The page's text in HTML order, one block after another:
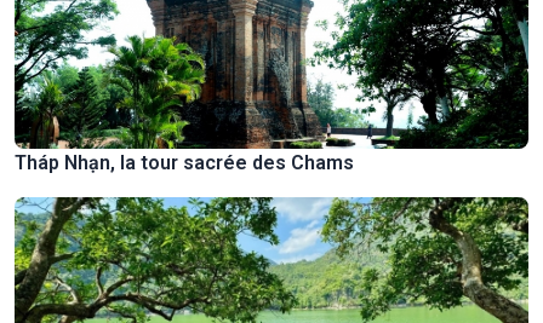
Tháp Nhạn, la tour sacrée des Chams